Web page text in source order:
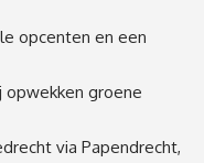
opcenten en een
groene
via Papendrecht,